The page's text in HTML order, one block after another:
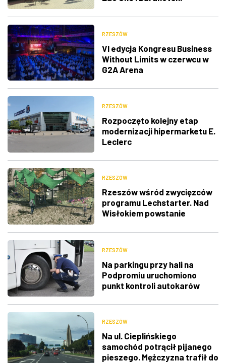
RZESZÓW
VI edycja Kongresu Business
Without Limits w czerwcu w
G2A Arena
RZESZÓW
Rozpoczęto kolejny etap
modernizacji hipermarketu E.
Leclerc
RZESZÓW
Rzeszów wśród zwycięzców
programu Lechstarter. Nad
Wisłokiem powstanie
RZESZÓW
Na parkingu przy hali na
Podpromiu uruchomiono
punkt kontroli autokarów
RZESZÓW
Na ul. Cieplińskiego
samochód potrącił pijanego
pieszego. Mężczyzna trafił do